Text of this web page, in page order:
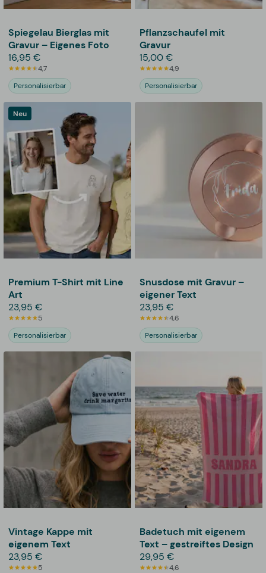
Spiegelau Bierglas mit
Gravur – Eigenes Foto
16,95 €
4,7
Personalisierbar
Pflanzschaufel mit
Gravur
15,00 €
4,9
Personalisierbar
Neu
Premium T-Shirt mit Line
Art
23,95 €
5
Personalisierbar
Snusdose mit Gravur –
eigener Text
23,95 €
4,6
Personalisierbar
Vintage Kappe mit
eigenem Text
23,95 €
5
Badetuch mit eigenem
Text – gestreiftes Design
29,95 €
4,6